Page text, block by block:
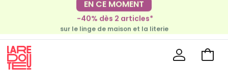
EN CE MOMENT
-30€ tous les 100€*
sur le meuble & la déco
-40% dès 2 articles*
sur le linge de maison et la literie
Voir